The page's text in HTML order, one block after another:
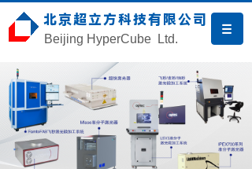
北京超立方科技有限公司
Beijing HyperCube Ltd.